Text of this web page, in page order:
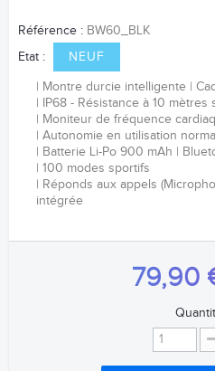
Référence : BW60_BLK
Etat :
NEUF
Montre durcie intelligente
IP68 - Résistance à 10 mètres
Moniteur de fréquence
Autonomie en utilisation
Batterie Li-Po 900 mAh
100 modes sportifs
Réponds aux appels
intégrée
79,90